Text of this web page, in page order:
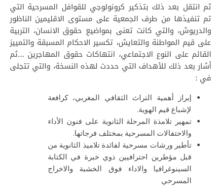
ثم انتقل بعد ذلك بتذكير كرونولوجي للقوافل المسرحية التي
تم تنفيذها من طرف الجمعية على مستوى الاقليمين الناظور
والدريوش، والتي كانت تعنى بمواضيع حقوق الانسان، التربية
على قيم المواطنة والتعايش، تكسير الاحكام المسبقة والتمييز
القائم على النوع الاجتماعي، انتهاكات حقوق المهاجرين …ثم
أشار بعد ذلك للأهداف التي حددت لهذه النسخة، والتي تتجلى
في :
إبراز أهمية التراث الثقافي المغربي، كرافعة
لإشباع قيم الهوية.
تمهير تلامذة المرحلة الثانوية على فنون الأداء
والاحتفالات المسرحية بمختلف فرجاتها.
تأطير ورشات مسرحية لفائدة تلاميذ الثانوية من
قبل مؤطرين احترافيين ذوي خبرة في الكتابة
السينوغرافيا والاداء فوق الخشبة والاخراج
المسرحي